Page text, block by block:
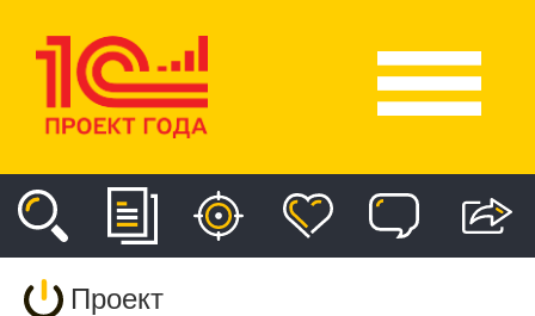
Проект